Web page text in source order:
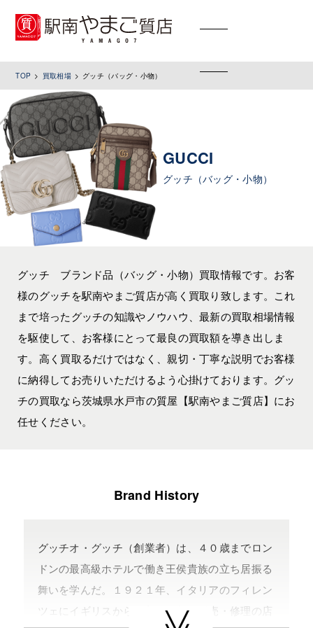
toggle
TOP 買取相場 グッチ（バッグ・小物）
GUCCI
グッチ（バッグ・小物）
グッチ ブランド品（バッグ・小物）買取情報です。お客
様のグッチを駅南やまご質店が高く買取り致します。これ
まで培ったグッチの知識やノウハウ、最新の買取相場情報
を駆使して、お客様にとって最良の買取額を導き出しま
す。高く買取るだけではなく、親切・丁寧な説明でお客様
に納得してお売りいただけるよう心掛けております。グッ
チの買取なら茨城県水戸市の質屋【駅南やまご質店】にお
任せください。
Brand History
グッチオ・グッチ（創業者）は、４０歳までロン
ドンの最高級ホテルで働き王侯貴族の立ち居振る
舞いを学んだ。１９２１年、イタリアのフィレン
ツェにイギリスから輸入した鞄の販売・修理の店